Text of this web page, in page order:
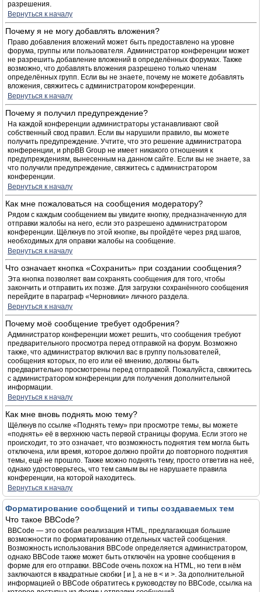
разрешения.
Вернуться к началу
Почему я не могу добавлять вложения?
Право добавления вложений может быть предоставлено на уровне
форума, группы или пользователя. Администратор конференции может
не разрешить добавление вложений в определённых форумах. Также
возможно, что добавлять вложения разрешено только членам
определённых групп. Если вы не знаете, почему не можете добавлять
вложения, свяжитесь с администратором конференции.
Вернуться к началу
Почему я получил предупреждение?
На каждой конференции администраторы устанавливают свой
собственный свод правил. Если вы нарушили правило, вы можете
получить предупреждение. Учтите, что это решение администратора
конференции, и phpBB Group не имеет никакого отношения к
предупреждениям, вынесенным на данном сайте. Если вы не знаете, за
что получили предупреждение, свяжитесь с администратором
конференции.
Вернуться к началу
Как мне пожаловаться на сообщения модератору?
Рядом с каждым сообщением вы увидите кнопку, предназначенную для
отправки жалобы на него, если это разрешено администратором
конференции. Щёлкнув по этой кнопке, вы пройдёте через ряд шагов,
необходимых для оправки жалобы на сообщение.
Вернуться к началу
Что означает кнопка «Сохранить» при создании сообщения?
Эта кнопка позволяет вам сохранять сообщения для того, чтобы
закончить и отправить их позже. Для загрузки сохранённого сообщения
перейдите в параграф «Черновики» личного раздела.
Вернуться к началу
Почему моё сообщение требует одобрения?
Администратор конференции может решить, что сообщения требуют
предварительного просмотра перед отправкой на форум. Возможно
также, что администратор включил вас в группу пользователей,
сообщения которых, по его или её мнению, должны быть
предварительно просмотрены перед отправкой. Пожалуйста, свяжитесь
с администратором конференции для получения дополнительной
информации.
Вернуться к началу
Как мне вновь поднять мою тему?
Щёлкнув по ссылке «Поднять тему» при просмотре темы, вы можете
«поднять» её в верхнюю часть первой страницы форума. Если этого не
происходит, то это означает, что возможность поднятия тем могла быть
отключена, или время, которое должно пройти до повторного поднятия
темы, ещё не прошло. Также можно поднять тему, просто ответив на неё,
однако удостоверьтесь, что тем самым вы не нарушаете правила
конференции, на которой находитесь.
Вернуться к началу
Форматирование сообщений и типы создаваемых тем
Что такое BBCode?
BBCode — это особая реализация HTML, предлагающая большие
возможности по форматированию отдельных частей сообщения.
Возможность использования BBCode определяется администратором,
однако BBCode также может быть отключён на уровне сообщения в
форме для его отправки. BBCode очень похож на HTML, но теги в нём
заключаются в квадратные скобки [ и ], а не в < и >. За дополнительной
информацией о BBCode обратитесь к руководству по BBCode, ссылка на